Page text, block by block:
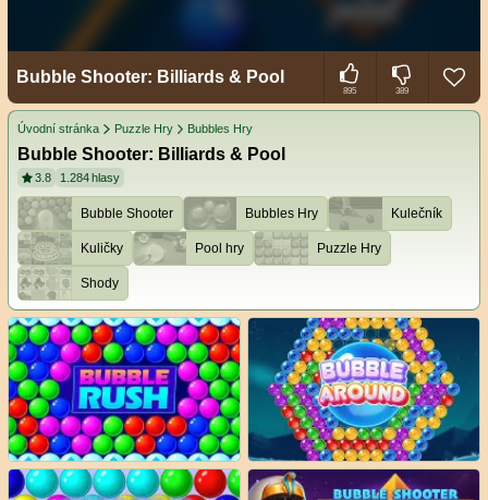
Bubble Shooter: Billiards & Pool
895 389
Úvodní stránka Puzzle Hry Bubbles Hry
Bubble Shooter: Billiards & Pool
3.8 1.284 hlasy
Bubble Shooter Bubbles Hry Kulečník
Kuličky Pool hry Puzzle Hry
Shody